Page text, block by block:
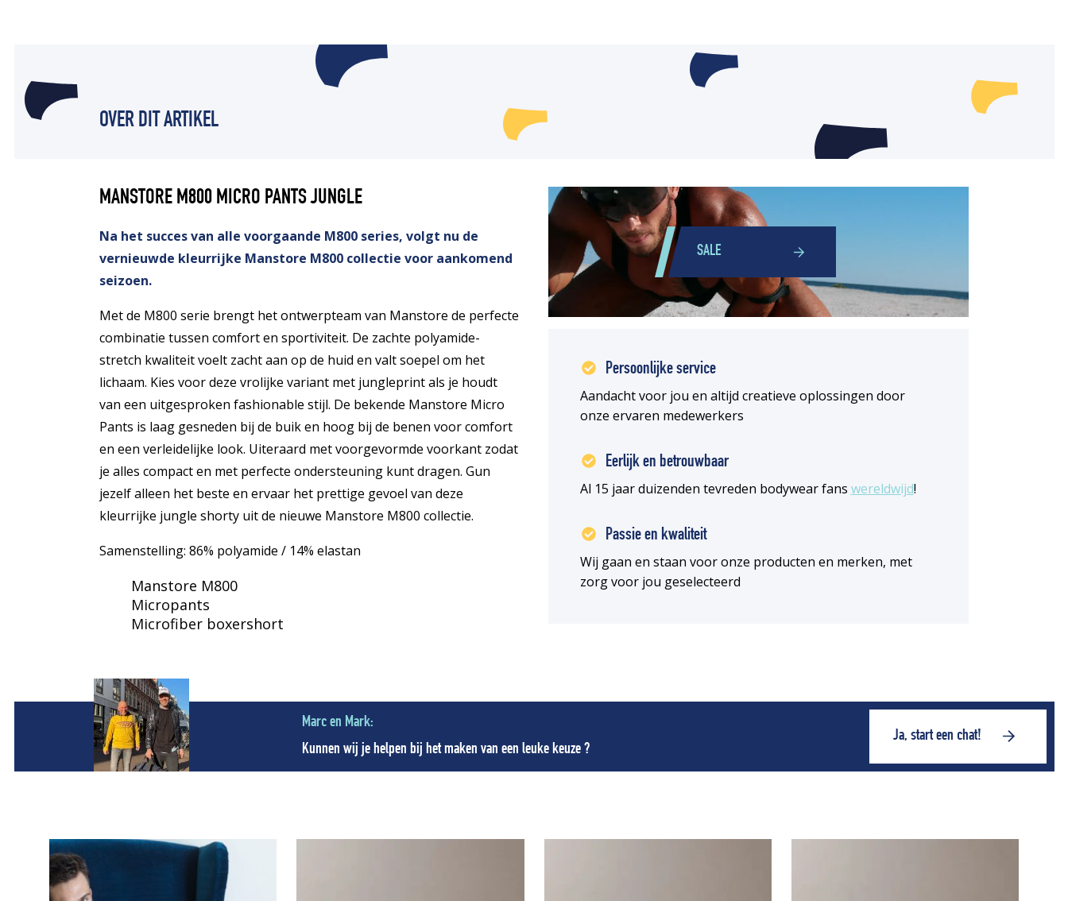
OVER DIT ARTIKEL
MANSTORE M800 MICRO PANTS JUNGLE
Na het succes van alle voorgaande M800 series, volgt nu de
vernieuwde kleurrijke Manstore M800 collectie voor aankomend
seizoen.
Met de M800 serie brengt het ontwerpteam van Manstore de perfecte
combinatie tussen comfort en sportiviteit. De zachte polyamide-
stretch kwaliteit voelt zacht aan op de huid en valt soepel om het
lichaam. Kies voor deze vrolijke variant met jungleprint als je houdt
van een uitgesproken fashionable stijl. De bekende Manstore Micro
Pants is laag gesneden bij de buik en hoog bij de benen voor comfort
en een verleidelijke look. Uiteraard met voorgevormde voorkant zodat
je alles compact en met perfecte ondersteuning kunt dragen. Gun
jezelf alleen het beste en ervaar het prettige gevoel van deze
kleurrijke jungle shorty uit de nieuwe Manstore M800 collectie.
Samenstelling: 86% polyamide / 14% elastan
Manstore M800
Micropants
Microfiber boxershort
SALE
Persoonlijke service
Aandacht voor jou en altijd creatieve oplossingen door
onze ervaren medewerkers
Eerlijk en betrouwbaar
Al 15 jaar duizenden tevreden bodywear fans wereldwijd!
Passie en kwaliteit
Wij gaan en staan voor onze producten en merken, met
zorg voor jou geselecteerd
Marc en Mark:
Kunnen wij je helpen bij het maken van een leuke keuze ?
Ja, start een chat!